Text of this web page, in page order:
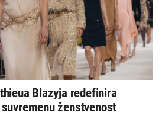
Blazyja redefinira
ženstvenost